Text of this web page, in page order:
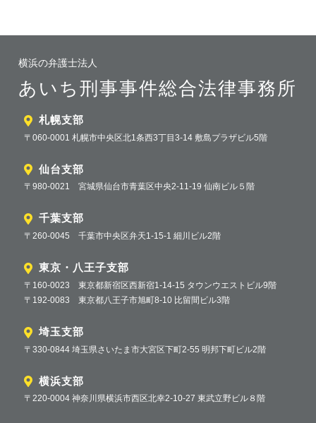
横浜の弁護士法人
あいち刑事事件総合法律事務所
札幌支部
〒060-0001 札幌市中央区北1条西3丁目3-14 敷島プラザビル5階
仙台支部
〒980-0021 宮城県仙台市青葉区中央2-11-19 仙南ビル５階
千葉支部
〒260-0045 千葉市中央区弁天1-15-1 細川ビル2階
東京・八王子支部
〒160-0023 東京都新宿区西新宿1-14-15 タウンウエストビル9階
〒192-0083 東京都八王子市旭町8-10 比留間ビル3階
埼玉支部
〒330-0844 埼玉県さいたま市大宮区下町2-55 明邦下町ビル2階
横浜支部
〒220-0004 神奈川県横浜市西区北幸2-10-27 東武立野ビル８階